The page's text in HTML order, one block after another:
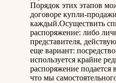
Порядок этих этапов
договоре купли-
каждый.Осуществить
распоряжение: либо
представителя,
еще вариант:
используется крайне
распоряжение подается
что мы